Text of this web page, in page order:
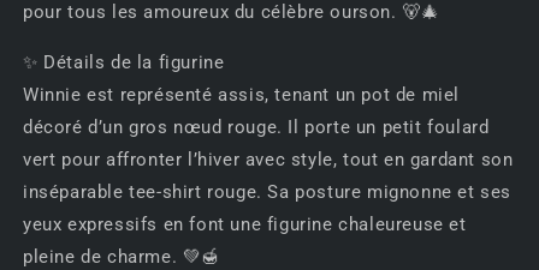
pour tous les amoureux du célèbre ourson. 🐻🎄
✨ Détails de la figurine
Winnie est représenté assis, tenant un pot de miel
décoré d’un gros nœud rouge. Il porte un petit foulard
vert pour affronter l’hiver avec style, tout en gardant son
inséparable tee-shirt rouge. Sa posture mignonne et ses
yeux expressifs en font une figurine chaleureuse et
pleine de charme. 💚🍯